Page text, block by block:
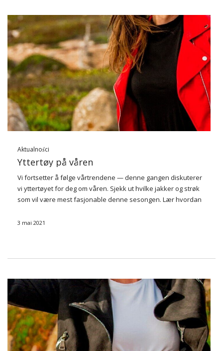
Aktualności
Yttertøy på våren
Vi fortsetter å følge vårtrendene — denne gangen diskuterer
vi yttertøyet for deg om våren. Sjekk ut hvilke jakker og strøk
som vil være mest fasjonable denne sesongen. Lær hvordan
Ramonesque jakker
3 mai 2021